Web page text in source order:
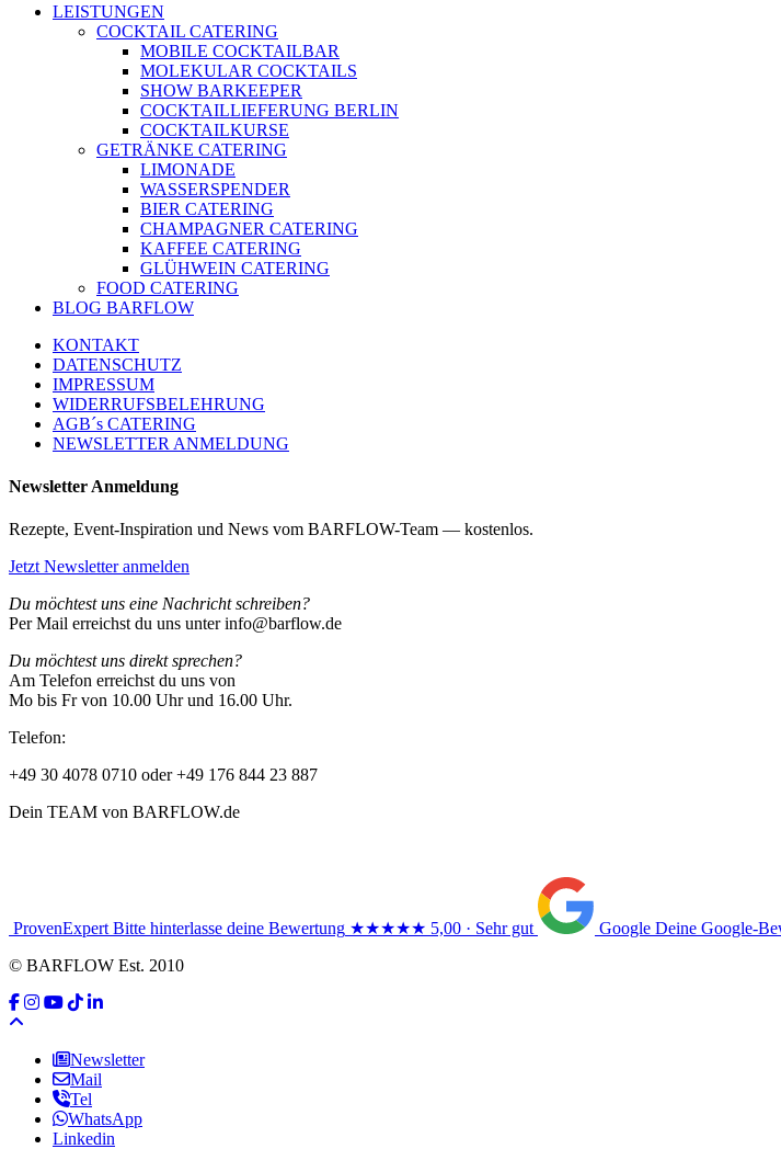
LEISTUNGEN
COCKTAIL CATERING
MOBILE COCKTAILBAR
MOLEKULAR COCKTAILS
SHOW BARKEEPER
COCKTAILLIEFERUNG BERLIN
COCKTAILKURSE
GETRÄNKE CATERING
LIMONADE
WASSERSPENDER
BIER CATERING
CHAMPAGNER CATERING
KAFFEE CATERING
GLÜHWEIN CATERING
FOOD CATERING
BLOG BARFLOW
KONTAKT
DATENSCHUTZ
IMPRESSUM
WIDERRUFSBELEHRUNG
AGB´s CATERING
NEWSLETTER ANMELDUNG
Newsletter Anmeldung
Rezepte, Event-Inspiration und News vom BARFLOW-Team — kostenlos.
Jetzt Newsletter anmelden
Du möchtest uns eine Nachricht schreiben?
Per Mail erreichst du uns unter info@barflow.de
Du möchtest uns direkt sprechen?
Am Telefon erreichst du uns von
Mo bis Fr von 10.00 Uhr und 16.00 Uhr.
Telefon:
+49 30 4078 0710 oder +49 176 844 23 887
Dein TEAM von BARFLOW.de
ProvenExpert Bitte hinterlasse deine Bewertung ★★★★★ 5,00 · Sehr gut Google Deine Google-
© BARFLOW Est. 2010
Newsletter
Mail
Tel
WhatsApp
Linkedin